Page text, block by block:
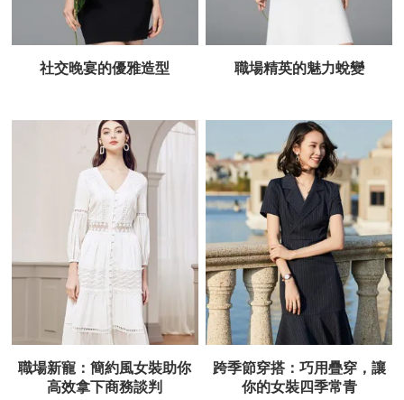
社交晚宴的優雅造型 職場精英的魅力蛻變
職場新寵：簡約風女裝助你
高效拿下商務談判
跨季節穿搭：巧用疊穿，讓
你的女裝四季常青